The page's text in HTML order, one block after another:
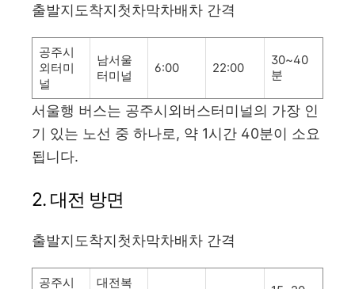
출발지도착지첫차막차배차 간격
공주시
외터미
널
남서울
터미널
6:00 22:00
30~40
분
서울행 버스는 공주시외버스터미널의 가장 인
기 있는 노선 중 하나로, 약 1시간 40분이 소요
됩니다.
2. 대전 방면
출발지도착지첫차막차배차 간격
공주시
대전복